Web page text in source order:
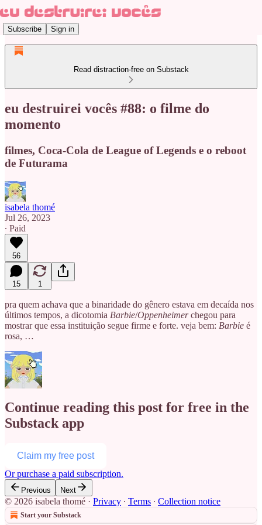
Subscribe Sign in
Read distraction-free on Substack
eu destruirei vocês #88: o filme do
momento
filmes, Coca-Cola de League of Legends e o reboot
de Futurama
isabela thomé
Jul 26, 2023
∙ Paid
56
15 1
pra quem achava que a binaridade do gênero estava em decaída nos
últimos tempos, a dicotomia Barbie/Oppenheimerchegou para
mostrar que essa instituição segue firme e forte. veja bem: Barbie é
rosa, …
Continue reading this post for free in the
Substack app
Claim my free post
Or purchase a paid subscription.
Previous Next
© 2026 isabela thomé · Privacy ∙ Terms ∙ Collection notice
Start your Substack